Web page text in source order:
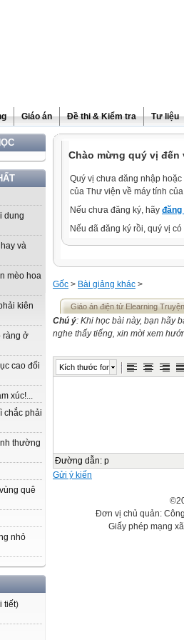
Giáo án Đề thi & Kiểm tra Tư liệu
dung
và
mèo hoa
kiên
ràng ở
cao đối
xúc!...
chắc phải
thường
quê
nhỏ
tiết)
Chào mừng quý vị
Quý vị chưa đăng nhập
của Thư viện về máy tính
Nếu chưa đăng ký, hãy đăng
Nếu đã đăng ký rồi, quý vị
Gốc > Bài giảng khác >
Giáo án điện tử Elearning
Chú ý: Khi học bài này, bạn hãy
nghe thấy tiếng, xin mời xem
Kích thước font
Đường dẫn: p
Gửi ý kiến
Đơn vị chủ quản:
Giấy phép mạng